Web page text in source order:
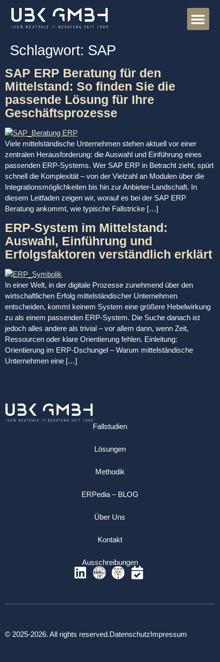
Schlagwort: SAP
SAP ERP Beratung für den
Mittelstand: So finden Sie die
passende Lösung für Ihre
Geschäftsprozesse
Viele mittelständische Unternehmen stehen aktuell vor einer
zentralen Herausforderung: die Auswahl und Einführung eines
passenden ERP-Systems. Wer SAP ERP in Betracht zieht, spürt
schnell die Komplexität – von der Vielzahl an Modulen über die
Integrationsmöglichkeiten bis hin zur Anbieter-Landschaft. In
diesem Leitfaden zeigen wir, worauf es bei der SAP ERP
Beratung ankommt, wie typische Fallstricke […]
ERP-System im Mittelstand:
Auswahl, Einführung und
Erfolgsfaktoren verständlich erklärt
In einer Welt, in der digitale Prozesse zunehmend über den
wirtschaftlichen Erfolg mittelständischer Unternehmen
entscheiden, kommt keinem System eine größere Hebelwirkung
zu als einem passenden ERP-System. Die Suche danach ist
jedoch alles andere als trivial – vor allem dann, wenn Zeit,
Ressourcen oder klare Orientierung fehlen. Einleitung:
Orientierung im ERP-Dschungel – Warum mittelständische
Unternehmen eine […]
Fallstudien
Lösungen
Methodik
ERPedia – BLOG
Über Uns
Kontakt
Ausschreibungen
© 2025-2026. All rights reserved.DatenschutzImpressum